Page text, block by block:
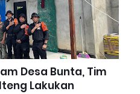
Desa Bunta, Tim
Lakukan